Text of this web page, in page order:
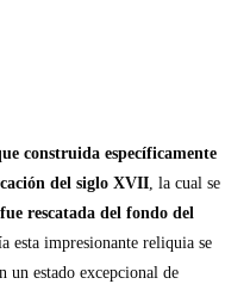
construida específicamente
del siglo XVII, la cual se
fue rescatada del fondo del
esta impresionante reliquia se
un estado excepcional de